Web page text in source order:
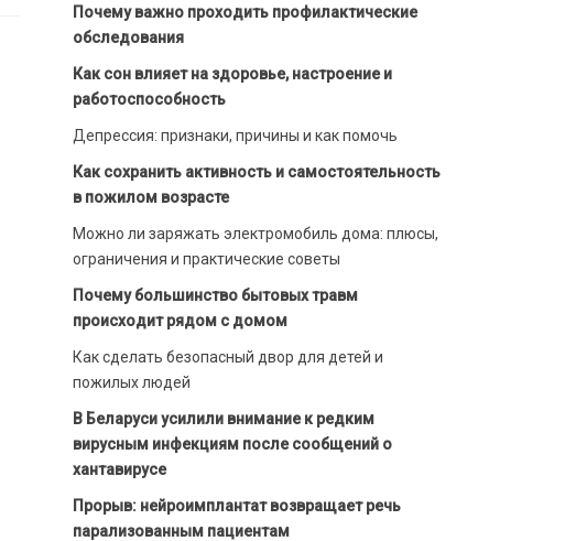
Почему важно проходить профилактические
обследования
Как сон влияет на здоровье, настроение и
работоспособность
Депрессия: признаки, причины и как помочь
Как сохранить активность и самостоятельность
в пожилом возрасте
Можно ли заряжать электромобиль дома: плюсы,
ограничения и практические советы
Почему большинство бытовых травм
происходит рядом с домом
Как сделать безопасный двор для детей и
пожилых людей
В Беларуси усилили внимание к редким
вирусным инфекциям после сообщений о
хантавирусе
Прорыв: нейроимплантат возвращает речь
парализованным пациентам